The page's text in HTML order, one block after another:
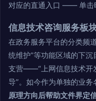
对应的直通入口 —— 单击
信息技术咨询服务板
在政务服务平台的分类频
统维护”等功能区域的下
支营——“上网信息技术开
导”。如今作为单独的业
原理方向后帮助文件界定